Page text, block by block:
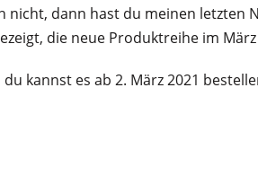
nicht, dann hast du meinen letzten
die neue Produktreihe im März
kannst es ab 2. März 2021